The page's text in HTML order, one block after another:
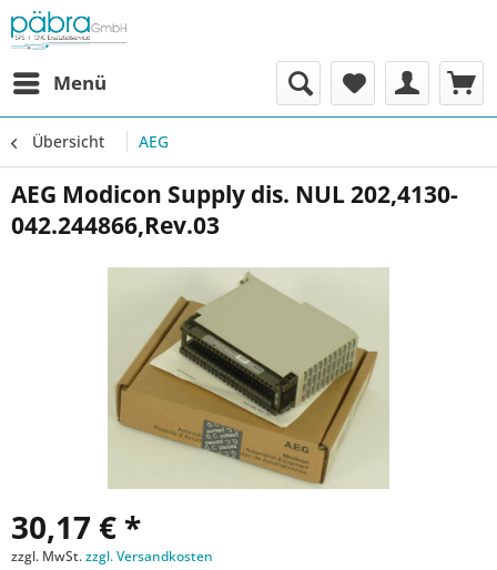
Menü
Übersicht AEG
AEG Modicon Supply dis. NUL 202,4130-
042.244866,Rev.03
30,17 € *
zzgl. MwSt.zzgl. Versandkosten